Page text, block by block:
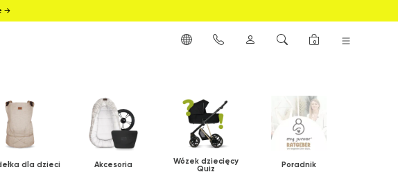
0
→
dla dzieci Akcesoria Wózek dziecięcy
Quiz Poradnik